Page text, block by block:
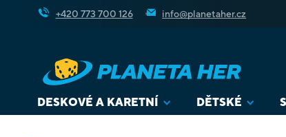
+420 773 700 126 info@planetaher.cz
DESKOVÉ A KARETNÍ DĚTSKÉ